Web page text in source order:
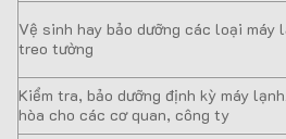
Vệ sinh hay bảo dưỡng các loại máy
treo tường
Kiểm tra, bảo dưỡng định kỳ máy
hòa cho các cơ quan, công ty